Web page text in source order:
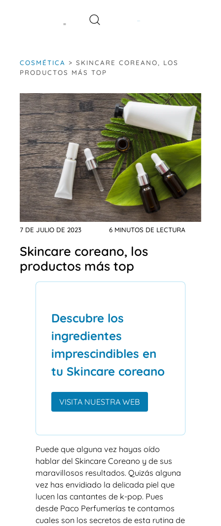
COSMÉTICA > SKINCARE COREANO, LOS
PRODUCTOS MÁS TOP
7 DE JULIO DE 2023 6 MINUTOS DE LECTURA
Skincare coreano, los
productos más top
Descubre los
ingredientes
imprescindibles en
tu Skincare coreano
VISITA NUESTRA WEB
Puede que alguna vez hayas oído
hablar del Skincare Coreano y de sus
maravillosos resultados. Quizás alguna
vez has envidiado la delicada piel que
lucen las cantantes de k-pop. Pues
desde Paco Perfumerías te contamos
cuales son los secretos de esta rutina de